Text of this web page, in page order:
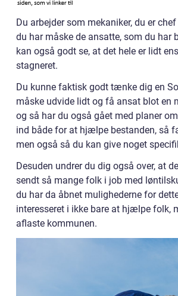
Du arbejder som mekaniker, du er
du har måske de ansatte, som du har
kan også godt se, at det hele er lidt
stagneret.
Du kunne faktisk godt tænke dig en
måske udvide lidt og få ansat blot en
og så har du også gået med planer
ind både for at hjælpe bestanden, så
men også så du kan give noget
Desuden undrer du dig også over, at
sendt så mange folk i job med
du har da åbnet mulighederne for
interesseret i ikke bare at hjælpe folk,
aflaste kommunen.